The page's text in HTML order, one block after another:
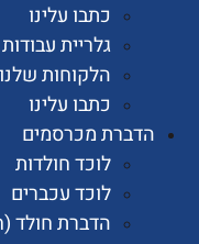
כתבו עלינו
גלריית עבודות
הלקוחות שלנו
כתבו עלינו
מכרסמים
לוכד חולדות
לוכד עכברים
הדברת חולד (חפרפרת)